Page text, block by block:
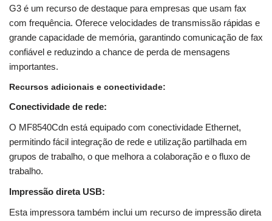
G3 é um recurso de destaque para empresas que usam fax
com frequência. Oferece velocidades de transmissão rápidas e
grande capacidade de memória, garantindo comunicação de fax
confiável e reduzindo a chance de perda de mensagens
importantes.
Recursos adicionais e conectividade:
Conectividade de rede:
O MF8540Cdn está equipado com conectividade Ethernet,
permitindo fácil integração de rede e utilização partilhada em
grupos de trabalho, o que melhora a colaboração e o fluxo de
trabalho.
Impressão direta USB:
Esta impressora também inclui um recurso de impressão direta